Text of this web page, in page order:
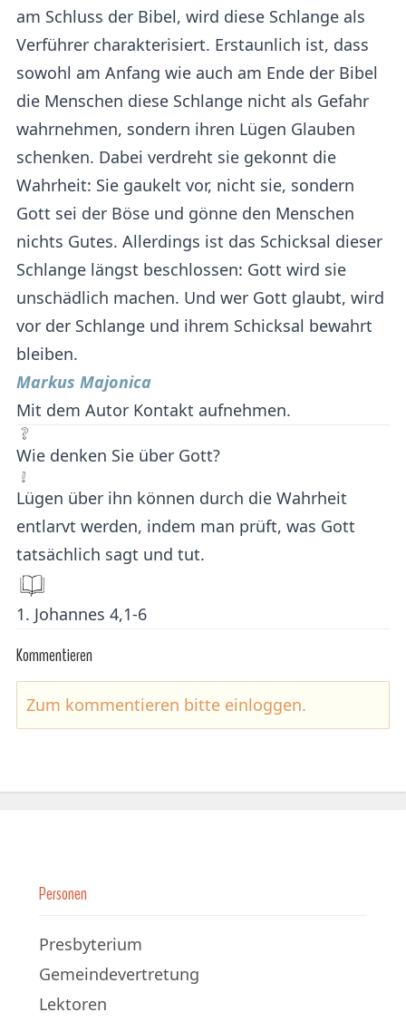
am Schluss der Bibel, wird diese Schlange als
Verführer charakterisiert. Erstaunlich ist, dass
sowohl am Anfang wie auch am Ende der Bibel
die Menschen diese Schlange nicht als Gefahr
wahrnehmen, sondern ihren Lügen Glauben
schenken. Dabei verdreht sie gekonnt die
Wahrheit: Sie gaukelt vor, nicht sie, sondern
Gott sei der Böse und gönne den Menschen
nichts Gutes. Allerdings ist das Schicksal dieser
Schlange längst beschlossen: Gott wird sie
unschädlich machen. Und wer Gott glaubt, wird
vor der Schlange und ihrem Schicksal bewahrt
bleiben.
Markus Majonica
Mit dem Autor Kontakt aufnehmen.
Wie denken Sie über Gott?
Lügen über ihn können durch die Wahrheit
entlarvt werden, indem man prüft, was Gott
tatsächlich sagt und tut.
1. Johannes 4,1-6
Kommentieren
Zum kommentieren bitte einloggen.
Personen
Presbyterium
Gemeindevertretung
Lektoren